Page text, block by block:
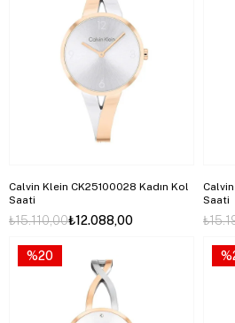
Calvin Klein CK25100028 Kadın Kol
Saati
₺12.088,00
₺15.110,00
Saati
%20